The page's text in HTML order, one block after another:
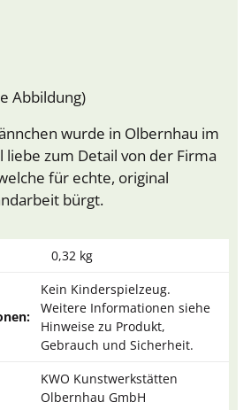
Abbildung)
wurde in Olbernhau im
liebe zum Detail von der Firma
für echte, original
bürgt.
0,32 kg
Kein Kinderspielzeug.
Weitere Informationen siehe
Hinweise zu Produkt,
Gebrauch und Sicherheit.
KWO Kunstwerkstätten
Olbernhau GmbH